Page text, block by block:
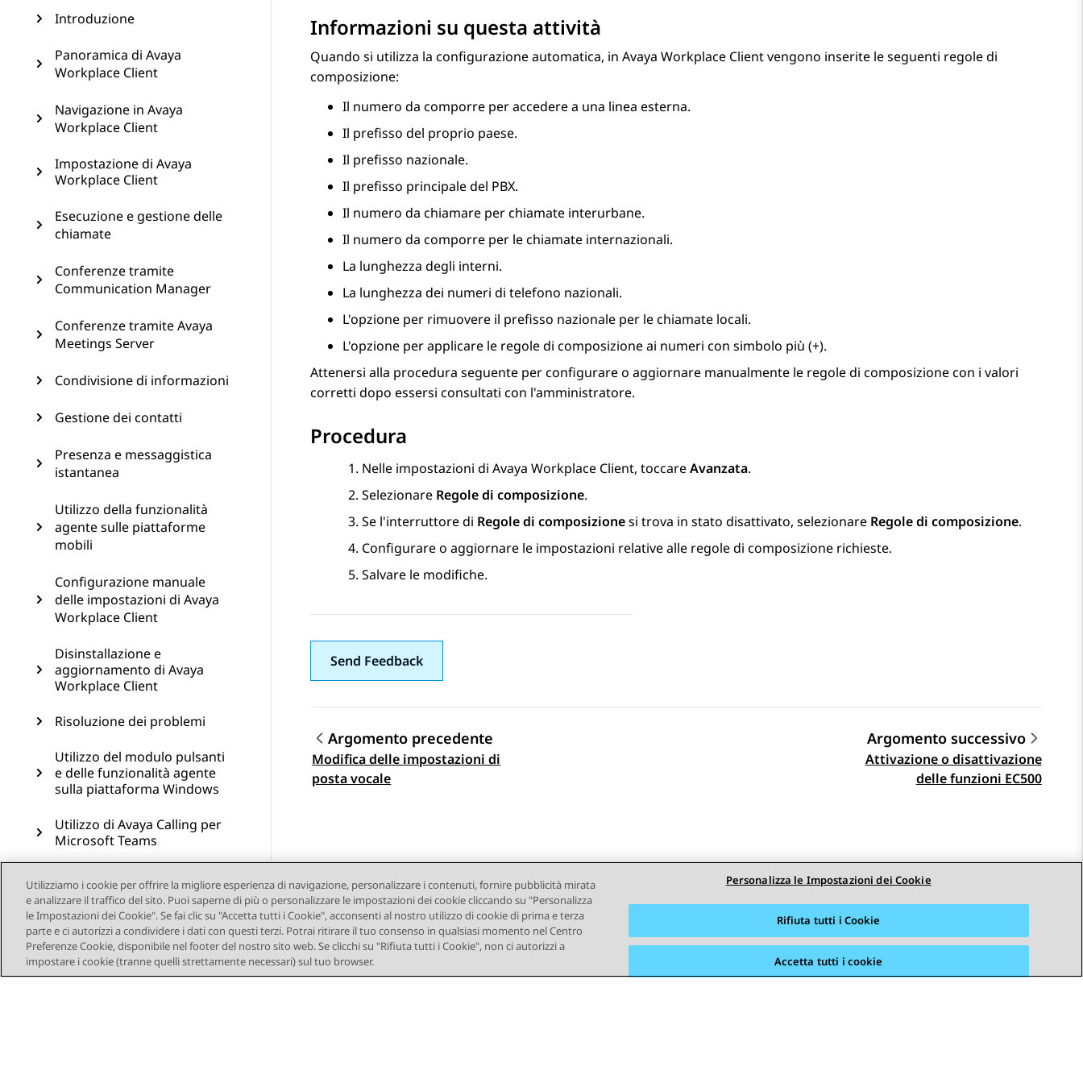
Introduzione
Panoramica di Avaya
Workplace Client
Navigazione in Avaya
Workplace Client
Impostazione di Avaya
Workplace Client
Esecuzione e gestione delle
chiamate
Conferenze tramite
Communication Manager
Conferenze tramite Avaya
Meetings Server
Condivisione di informazioni
Gestione dei contatti
Presenza e messaggistica
istantanea
Utilizzo della funzionalità
agente sulle piattaforme
mobili
Configurazione manuale
delle impostazioni di Avaya
Workplace Client
Disinstallazione e
aggiornamento di Avaya
Workplace Client
Risoluzione dei problemi
Utilizzo del modulo pulsanti
e delle funzionalità agente
sulla piattaforma Windows
Utilizzo di Avaya Calling per
Microsoft Teams
Government
Configurazione del
componente aggiuntivo di
Avaya Workplace Client per
Microsoft Outlook
Informazioni su questa attività
Quando si utilizza la configurazione automatica, in Avaya Workplace Clientvengono inserite le seguenti regole di
composizione:
Il numero da comporre per accedere a una linea esterna.
Il prefisso del proprio paese.
Il prefisso nazionale.
Il prefisso principale del PBX.
Il numero da chiamare per chiamate interurbane.
Il numero da comporre per le chiamate internazionali.
La lunghezza degli interni.
La lunghezza dei numeri di telefono nazionali.
L'opzione per rimuovere il prefisso nazionale per le chiamate locali.
L'opzione per applicare le regole di composizione ai numeri con simbolo più (+).
Attenersi alla procedura seguente per configurare o aggiornare manualmente le regole di composizione con i valori
corretti dopo essersi consultati con l'amministratore.
Procedura
Nelle impostazioni di Avaya Workplace Client, toccareAvanzata.
Selezionare Regole di composizione.
Se l'interruttore di Regole di composizionesi trova in stato disattivato, selezionare Regole di composizione.
Configurare o aggiornare le impostazioni relative alle regole di composizione richieste.
Salvare le modifiche.
Send Feedback
Navigazione argomento
Argomento precedente
Modifica delle impostazioni di
posta vocale
Argomento successivo
Attivazione o disattivazione
delle funzioni EC500
Utilizziamo i cookie per offrire la migliore esperienza di navigazione, personalizzare i contenuti, fornire pubblicità mirata
e analizzare il traffico del sito. Puoi saperne di più o personalizzare le impostazioni dei cookie cliccando su "Personalizza
le Impostazioni dei Cookie". Se fai clic su "Accetta tutti i Cookie", acconsenti al nostro utilizzo di cookie di prima e terza
parte e ci autorizzi a condividere i dati con questi terzi. Potrai ritirare il tuo consenso in qualsiasi momento nel Centro
Preferenze Cookie, disponibile nel footer del nostro sito web. Se clicchi su "Rifiuta tutti i Cookie", non ci autorizzi a
impostare i cookie (tranne quelli strettamente necessari) sul tuo browser.
Personalizza le Impostazioni dei Cookie
Rifiuta tutti i Cookie
Accetta tutti i cookie